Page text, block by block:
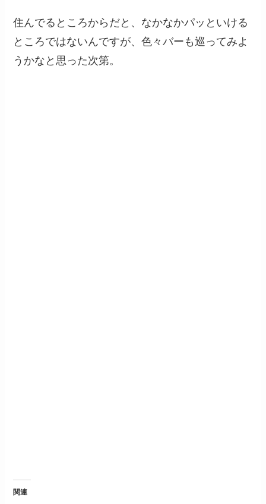
住んでるところからだと、なかなかパッといける
ところではないんですが、色々バーも巡ってみよ
うかなと思った次第。
関連